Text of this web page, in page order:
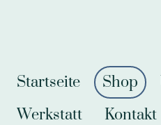
Startseite Shop
Werkstatt
Kontakt